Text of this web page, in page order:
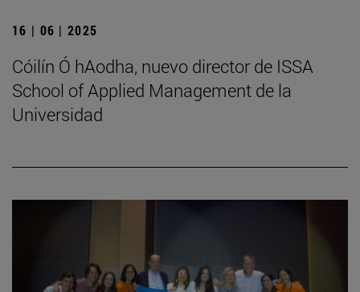
16 | 06 | 2025
Cóilín Ó hAodha, nuevo director de ISSA
School of Applied Management de la
Universidad